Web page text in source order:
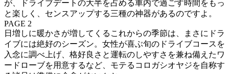
が、ドライブデートの大半を占める車内で過ごす時間をもっ
と楽しく、センスアップする三種の神器があるのですよ。
PAGE 2
日増しに暖かさが増してくるこれからの季節は、まさにドラ
イブには絶好のシーズン。女性が喜ぶ旬のドライブコースを
入念に調べ上げ、格好良さと運転のしやすさを兼ね備えたワ
ードローブを用意するなど、モテるコロガシオヤジを自称す